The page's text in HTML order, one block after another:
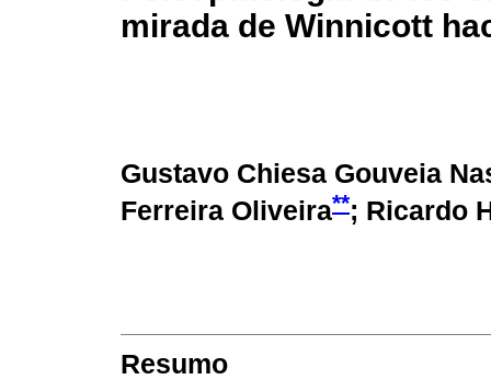
mirada de Winnicott
Gustavo Chiesa Gouveia
Ferreira Oliveira**; Ricardo
Resumo